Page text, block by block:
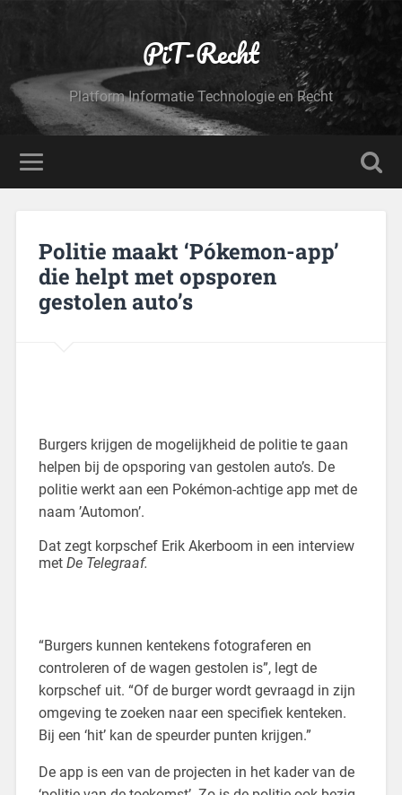
PiT-Recht
Platform Informatie Technologie en Recht
Politie maakt ‘Pókemon-app’
die helpt met opsporen
gestolen auto’s
Burgers krijgen de mogelijkheid de politie te gaan
helpen bij de opsporing van gestolen auto’s. De
politie werkt aan een Pokémon-achtige app met de
naam ’Automon’.
Dat zegt korpschef Erik Akerboom in een interview
met De Telegraaf.
“Burgers kunnen kentekens fotograferen en
controleren of de wagen gestolen is”, legt de
korpschef uit. “Of de burger wordt gevraagd in zijn
omgeving te zoeken naar een specifiek kenteken.
Bij een ‘hit’ kan de speurder punten krijgen.”
De app is een van de projecten in het kader van de